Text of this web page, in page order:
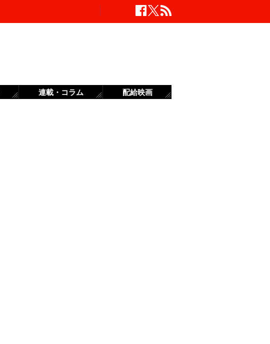
連載・コラム 配給映画